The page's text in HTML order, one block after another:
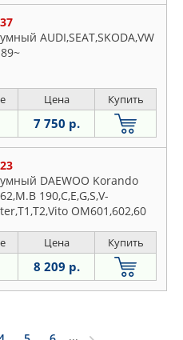
AUDI,SEAT,SKODA,VW
Цена Купить
7 750 р.
DAEWOO Korando
190,C,E,G,S,V-
OM601,602,60
Цена Купить
8 209 р.
...